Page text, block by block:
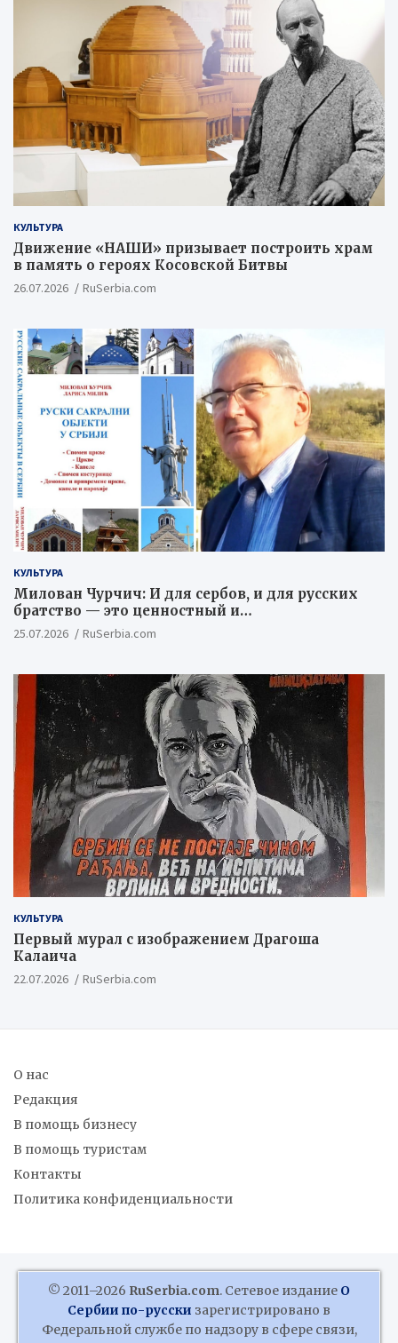
КУЛЬТУРА
Движение «НАШИ» призывает построить храм
в память о героях Косовской Битвы
26.07.2026 RuSerbia.com
КУЛЬТУРА
Милован Чурчич: И для сербов, и для русских
братство — это ценностный и
цивилизационный концепт
25.07.2026 RuSerbia.com
КУЛЬТУРА
Первый мурал с изображением Драгоша
Калаича
22.07.2026 RuSerbia.com
О нас
Редакция
В помощь бизнесу
В помощь туристам
Контакты
Политика конфиденциальности
© 2011–2026 RuSerbia.com. Сетевое издание О
Сербии по-русски зарегистрировано в
Федеральной службе по надзору в сфере связи,